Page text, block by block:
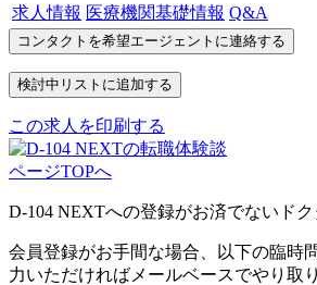
求人情報 医療機関基礎情報 Q&A
この求人を印刷する
ページTOPへ
D-104 NEXTへの登録がお済でないド
会員登録がお手間な場合、以下の臨時
力いただければメールベースでやり取